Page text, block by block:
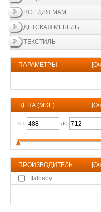
ВСЁ ДЛЯ МАМ
ДЕТСКАЯ МЕБЕЛЬ
ТЕКСТИЛЬ
ПАРАМЕТРЫ [
ЦЕНА (MDL) [
от до
ПРОИЗВОДИТЕЛЬ [
Italbaby